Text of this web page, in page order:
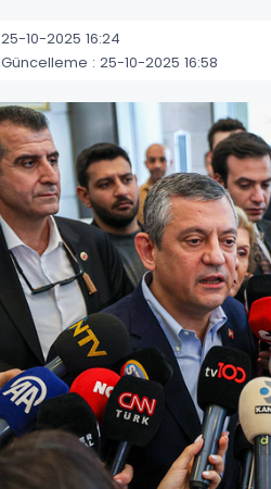
25-10-2025 16:24
Güncelleme : 25-10-2025 16:58